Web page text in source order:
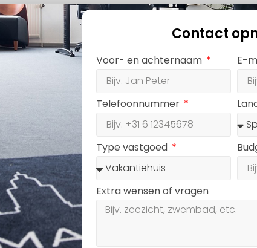
Contact
Voor- en achternaam E-
Telefoonnummer
Type vastgoed
Extra wensen of vragen